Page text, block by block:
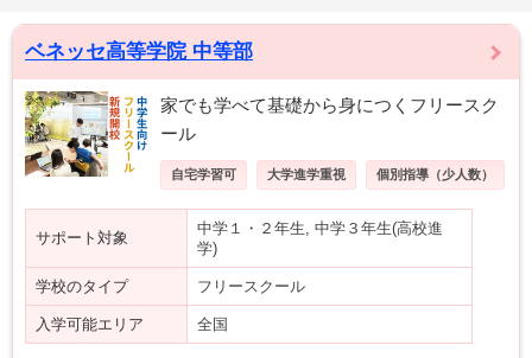
ベネッセ高等学院 中等部
家でも学べて基礎から身につくフリースク
ール
自宅学習可 大学進学重視 個別指導（少人数）
サポート対象
中学１・２年生, 中学３年生(高校進
学)
学校のタイプ フリースクール
入学可能エリア 全国